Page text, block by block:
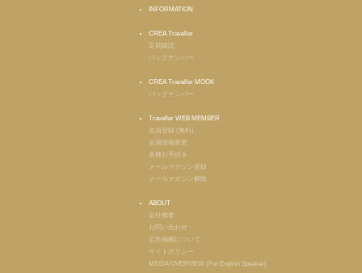
INFORMATION
CREA Traveller
定期購読
バックナンバー
CREA Traveller MOOK
バックナンバー
Traveller WEB MEMBER
会員登録 (無料)
会員情報変更
各種お手続き
メールマガジン登録
メールマガジン解除
ABOUT
会社概要
お問い合わせ
広告掲載について
サイトポリシー
MEIDA OVERVIEW (For English Speaker)